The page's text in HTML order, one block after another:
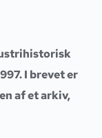
I brevet er
af et arkiv,